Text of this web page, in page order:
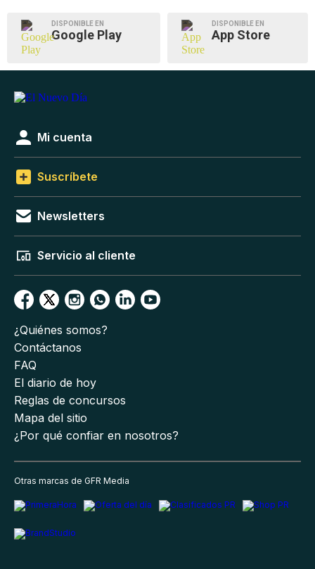
DISPONIBLE EN
Google Play
DISPONIBLE EN
App Store
Mi cuenta
Suscríbete
Newsletters
Servicio al cliente
¿Quiénes somos?
Contáctanos
FAQ
El diario de hoy
Reglas de concursos
Mapa del sitio
¿Por qué confiar en nosotros?
Otras marcas de GFR Media